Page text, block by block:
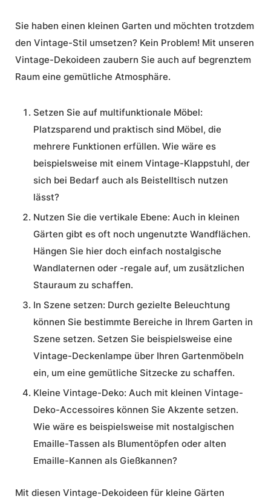
Sie haben einen kleinen Garten und möchten trotzdem
den Vintage-Stil umsetzen? Kein Problem! Mit unseren
Vintage-Dekoideen zaubern Sie auch auf begrenztem
Raum eine gemütliche Atmosphäre.
Setzen Sie auf multifunktionale Möbel:
Platzsparend und praktisch sind Möbel, die
mehrere Funktionen erfüllen. Wie wäre es
beispielsweise mit einem Vintage-Klappstuhl, der
sich bei Bedarf auch als Beistelltisch nutzen
lässt?
Nutzen Sie die vertikale Ebene: Auch in kleinen
Gärten gibt es oft noch ungenutzte Wandflächen.
Hängen Sie hier doch einfach nostalgische
Wandlaternen oder -regale auf, um zusätzlichen
Stauraum zu schaffen.
In Szene setzen: Durch gezielte Beleuchtung
können Sie bestimmte Bereiche in Ihrem Garten in
Szene setzen. Setzen Sie beispielsweise eine
Vintage-Deckenlampe über Ihren Gartenmöbeln
ein, um eine gemütliche Sitzecke zu schaffen.
Kleine Vintage-Deko: Auch mit kleinen Vintage-
Deko-Accessoires können Sie Akzente setzen.
Wie wäre es beispielsweise mit nostalgischen
Emaille-Tassen als Blumentöpfen oder alten
Emaille-Kannen als Gießkannen?
Mit diesen Vintage-Dekoideen für kleine Gärten